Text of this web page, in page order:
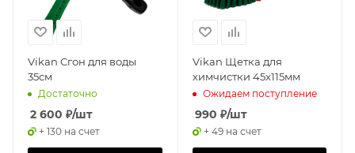
Vikan Сгон для воды
35см
Достаточно
2 600 ₽/шт
+ 130 на счет
Vikan Щетка для
химчистки 45x115мм
Ожидаем поступление
990 ₽/шт
+ 49 на счет